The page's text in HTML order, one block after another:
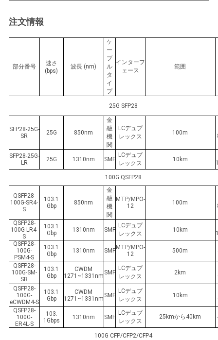
ポ
シ
注文情報
部分番号
速さ
(bps)
波長 (nm)
ケ
ー
ブ
ル
タ
イ
プ
インターフ
ェース
範囲
25G SFP28
SFP28-25G-
SR
25G 850nm
金
融
機
関
LCデュプ
レックス
100m
SFP28-25G-
LR
25G 1310nm SMF
LCデュプ
レックス
10km
100G QSFP28
QSFP28-
100G-SR4-
S
103.1
Gbp
850nm
金
融
機
関
MTP/MPO-
12
100m
QSFP28-
100G-LR4-
S
103.1
Gbp
1310nm SMF
LCデュプ
レックス
10km
QSFP28-
100G-
PSM4-S
103.1
Gbp
1310nm SMF MTP/MPO-
12
500m
QSFP28-
100G-SM-
SR
103.1
Gbp
CWDM
1271~1331nm SMF
LCデュプ
レックス
2km
QSFP28-
100G-
eCWDM4-S
103.1
Gbp
CWDM
1271~1331nm SMF
LCデュプ
レックス
10km
QSFP28-
100G-
ER4L-S
103.
1Gbps
1310nm SMF
LCデュプ
レックス
25kmから40km
100G CFP/CFP2/CFP4